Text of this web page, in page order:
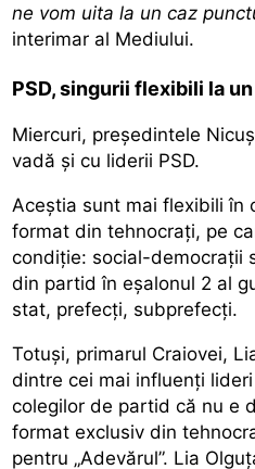
ne vom uita la un caz
interimar al Mediului.
PSD, singurii flexibili la
Miercuri, președintele
vadă și cu liderii PSD.
Aceștia sunt mai flexibili în
format din tehnocrați, pe
condiție: social-democrații
din partid în eșalonul 2 al
stat, prefecți, subprefecți.
Totuși, primarul Craiovei,
dintre cei mai influenți
colegilor de partid că nu e
format exclusiv din
pentru „Adevărul”. Lia